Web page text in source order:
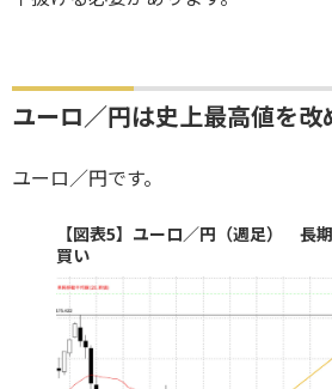
ユーロ／円は史上最高値を改
ユーロ／円です。
【図表5】ユーロ／円（週足） 長
買い